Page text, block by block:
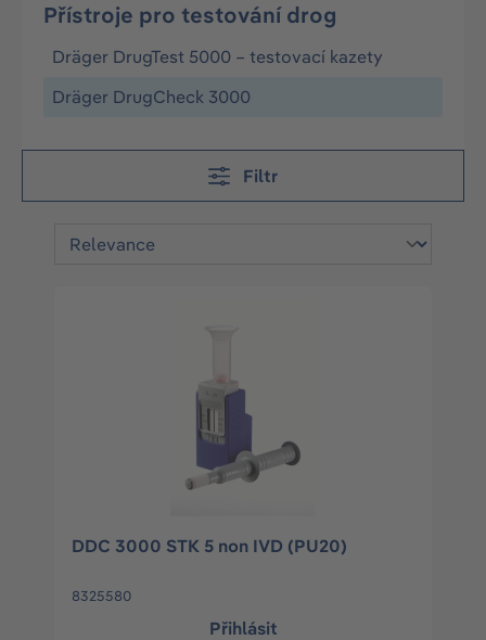
Přístroje pro testování drog
Dräger DrugTest 5000 – testovací kazety
Dräger DrugCheck 3000
Filtr
DDC 3000 STK 5 non IVD (PU20)
8325580
Přihlásit